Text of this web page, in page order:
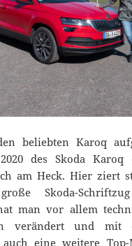
beliebten Karoq
des Skoda Karoq
am Heck. Hier ziert
Skoda-
man vor allem
verändert und mit
auch eine weitere Top-